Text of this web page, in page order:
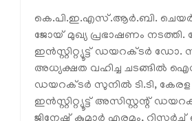
കെ.പി.ഇ.എസ്.ആർ.ബി.
ജോയ് മുഖ്യ പ്രഭാഷണം നടത്തി.
ഇൻസ്റ്റിറ്റ്യൂട്ട് ഡയറക്ടർ ഡോ.
അധ്യക്ഷത വഹിച്ച ചടങ്ങിൽ
ഡയറക്ടർ സുനിൽ ടി.ടി, കേരള
ഇൻസ്റ്റിറ്റ്യൂട്ട്‌ അസിസ്റ്റന്റ്